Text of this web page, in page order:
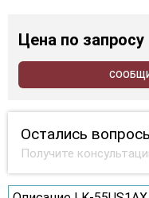
Цена по запросу
Остались
Получите